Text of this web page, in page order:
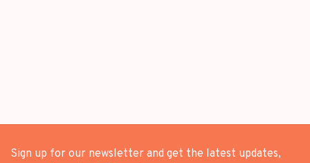
Sign up for our newsletter and get the latest updates,